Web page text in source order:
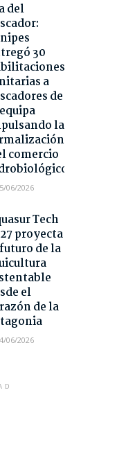
del
30
a
de
la
comercio
06/2026
Tech
proyecta
de la
el
de la
06/2026